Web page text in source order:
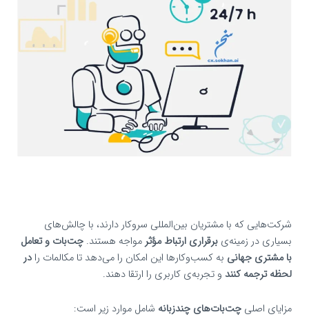
شرکت‌هایی که با مشتریان بین‌المللی سروکار دارند، با چالش‌های
بسیاری در زمینه‌ی برقراری ارتباط مؤثرمواجه هستند. چت‌بات و تعامل
با مشتری جهانی به کسب‌وکارها این امکان را می‌دهد تا مکالمات رادر
لحظه ترجمه کنند و تجربه‌ی کاربری را ارتقا دهند.
مزایای اصلی چت‌بات‌های چندزبانه شامل موارد زیر است: